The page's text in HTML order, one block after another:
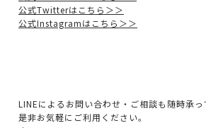
公式Twitterはこちら＞＞
公式Instagramはこちら＞＞
LINEによるお問い合わせ・ご相談も随時承っ
是非お気軽にご利用ください。